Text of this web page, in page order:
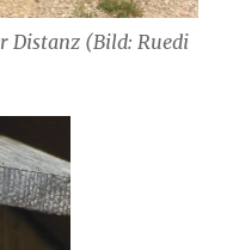
Distanz (Bild: Ruedi